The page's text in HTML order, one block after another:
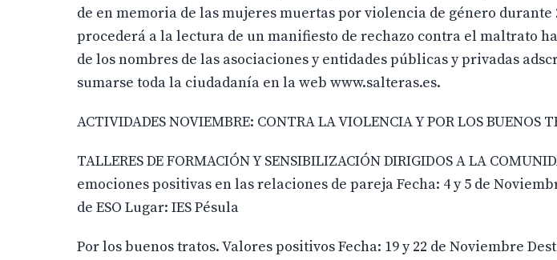
de en memoria de las mujeres muertas por violencia de género durante
procederá a la lectura de un manifiesto de rechazo contra el maltrato
de los nombres de las asociaciones y entidades públicas y privadas
sumarse toda la ciudadanía en la web www.salteras.es.
ACTIVIDADES NOVIEMBRE: CONTRA LA VIOLENCIA Y POR LOS BUENOS
TALLERES DE FORMACIÓN Y SENSIBILIZACIÓN DIRIGIDOS A LA
emociones positivas en las relaciones de pareja Fecha: 4 y 5 de
de ESO Lugar: IES Pésula
Por los buenos tratos. Valores positivos Fecha: 19 y 22 de Noviembre